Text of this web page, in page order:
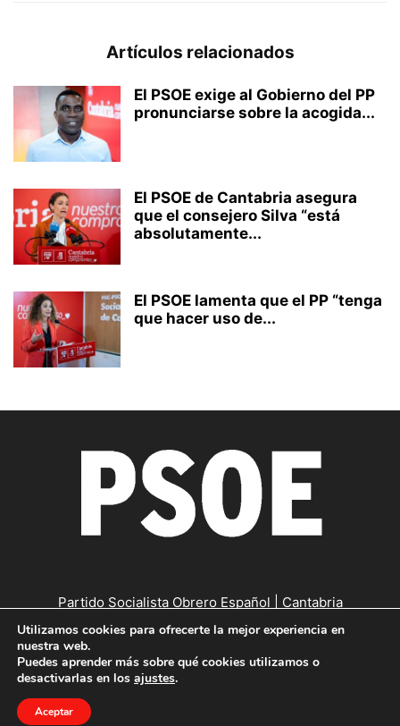
Artículos relacionados
El PSOE exige al Gobierno del PP
pronunciarse sobre la acogida...
El PSOE de Cantabria asegura
que el consejero Silva “está
absolutamente...
El PSOE lamenta que el PP “tenga
que hacer uso de...
Partido Socialista Obrero Español | Cantabria
Contáctanos:cantabria@psc-psoe.es
©Copyright © 2019
Utilizamos cookies para ofrecerte la mejor experiencia en
nuestra web.
Puedes aprender más sobre qué cookies utilizamos o
desactivarlas en los ajustes.
Aceptar